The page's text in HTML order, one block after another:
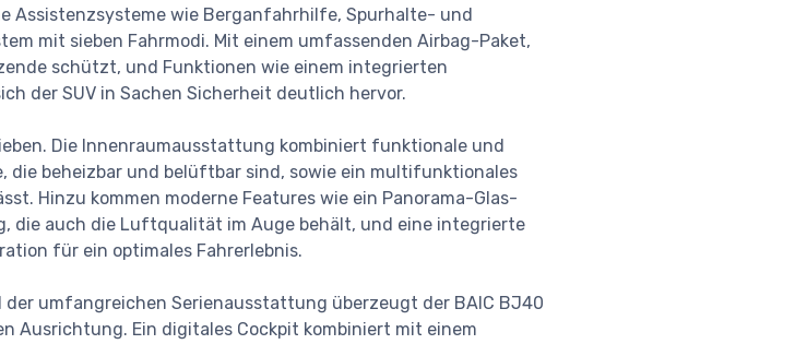
Assistenzsysteme wie Berganfahrhilfe, Spurhalte- und
mit sieben Fahrmodi. Mit einem umfassenden Airbag-Paket,
schützt, und Funktionen wie einem integrierten
der SUV in Sachen Sicherheit deutlich hervor.
Die Innenraumausstattung kombiniert funktionale und
die beheizbar und belüftbar sind, sowie ein multifunktionales
Hinzu kommen moderne Features wie ein Panorama-Glas-
die auch die Luftqualität im Auge behält, und eine integrierte
für ein optimales Fahrerlebnis.
umfangreichen Serienausstattung überzeugt der BAIC BJ40
Ausrichtung. Ein digitales Cockpit kombiniert mit einem